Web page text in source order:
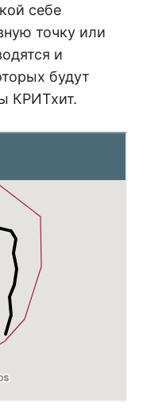
себе
точку или
и
будут
КРИТхит.